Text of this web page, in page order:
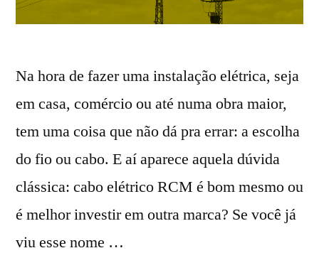
Na hora de fazer uma instalação elétrica, seja
em casa, comércio ou até numa obra maior,
tem uma coisa que não dá pra errar: a escolha
do fio ou cabo. E aí aparece aquela dúvida
clássica: cabo elétrico RCM é bom mesmo ou
é melhor investir em outra marca? Se você já
viu esse nome …